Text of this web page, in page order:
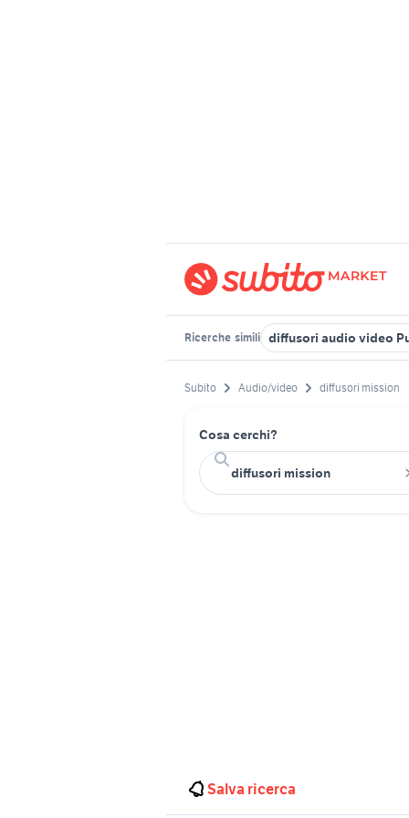
Ricerche simili diffusori audio video
Subito Audio/video diffusori mission
Cosa cerchi?
Salva ricerca